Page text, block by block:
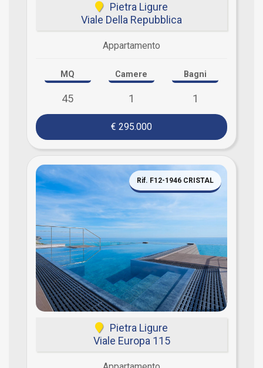
Pietra Ligure
Viale Della Repubblica
Appartamento
MQ
45
Camere
1
Bagni
1
€ 295.000
Rif. F12-1946 CRISTAL
Pietra Ligure
Viale Europa 115